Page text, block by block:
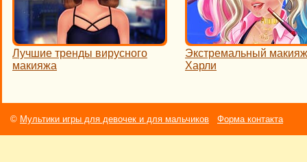
Лучшие тренды вирусного
макияжа
Экстремальный
Харли
© Мультики игры для девочек и для мальчиков Форма контакта